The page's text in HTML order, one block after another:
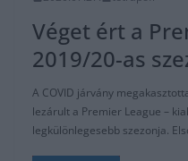
Véget ért a
2019/20-as
A COVID járvány
lezárult a Premier League –
legkülönlegesebb szezonja.